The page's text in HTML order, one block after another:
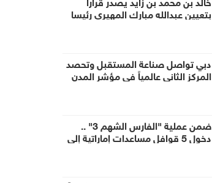
بتعيين عبدالله مبارك المهيري رئيسا
دبي تواصل صناعة المستقبل وتحصد
المركز الثاني عالمياً في مؤشر المدن
ضمن عملية "الفارس الشهم 3" ..
دخول 5 قوافل مساعدات إماراتية إلى